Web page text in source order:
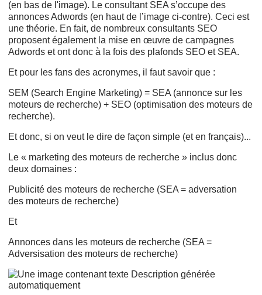
(en bas de l'image). Le consultant SEA s’occupe des
annonces Adwords (en haut de l’image ci-contre). Ceci est
une théorie. En fait, de nombreux consultants SEO
proposent également la mise en œuvre de campagnes
Adwords et ont donc à la fois des plafonds SEO et SEA.
Et pour les fans des acronymes, il faut savoir que :
SEM (Search Engine Marketing) = SEA (annonce sur les
moteurs de recherche) + SEO (optimisation des moteurs de
recherche).
Et donc, si on veut le dire de façon simple (et en français)...
Le « marketing des moteurs de recherche » inclus donc
deux domaines :
Publicité des moteurs de recherche (SEA = adversation
des moteurs de recherche)
Et
Annonces dans les moteurs de recherche (SEA =
Adversisation des moteurs de recherche)